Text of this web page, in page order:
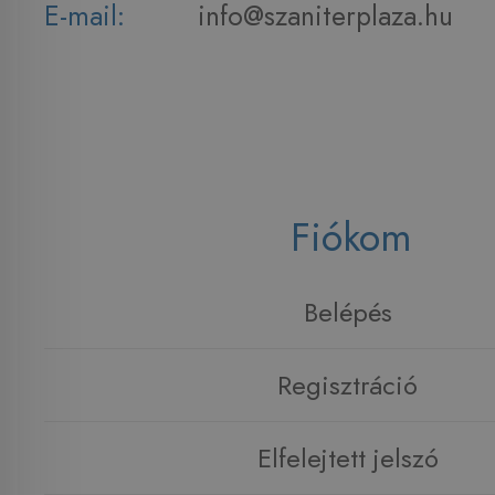
E-mail:
info@szaniterplaza.hu
Fiókom
Belépés
Regisztráció
Elfelejtett jelszó